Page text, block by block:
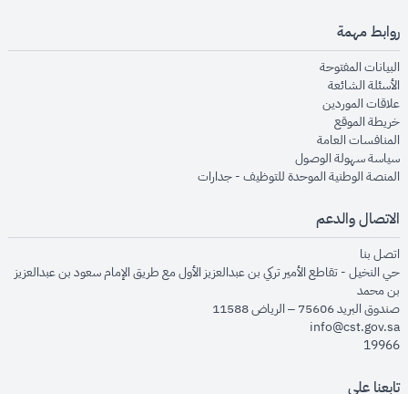
روابط مهمة
البيانات المفتوحةopens in new window
الأسئلة الشائعةopens in new window
علاقات الموردينopens in new window
خريطة الموقعopens in new window
المنافسات العامةopens in new window
سياسة سهولة الوصولopens in new window
المنصة الوطنية الموحدة للتوظيف - جداراتopens in new window
الاتصال والدعم
اتصل بنا
حي النخيل - تقاطع الأمير تركي بن عبدالعزيز الأول مع طريق الإمام سعود بن عبدالعزيز
بن محمد
صندوق البريد 75606 – الرياض 11588
info@cst.gov.sa
19966
تابعنا على